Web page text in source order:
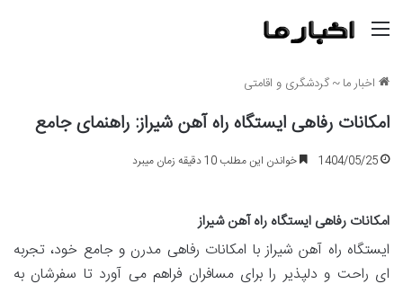
اخبار ما~گردشگری و اقامتی
امکانات رفاهی ایستگاه راه آهن شیراز: راهنمای جامع
1404/05/25 خواندن این مطلب 10 دقیقه زمان میبرد
امکانات رفاهی ایستگاه راه آهن شیراز
ایستگاه راه آهن شیراز با امکانات رفاهی مدرن و جامع خود، تجربه
ای راحت و دلپذیر را برای مسافران فراهم می آورد تا سفرشان به